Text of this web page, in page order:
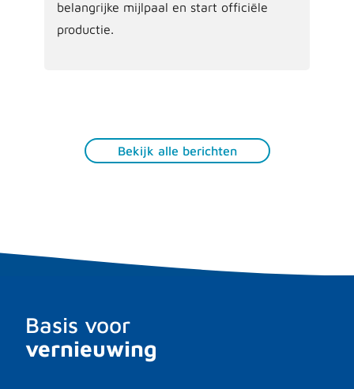
belangrijke mijlpaal en start officiële
productie.
Bekijk alle berichten
Basis voor
vernieuwing